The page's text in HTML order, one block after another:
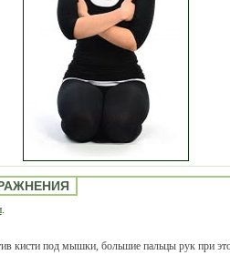
.
кисти под мышки, большие пальцы рук при